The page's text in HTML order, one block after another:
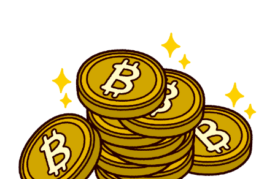
の
一